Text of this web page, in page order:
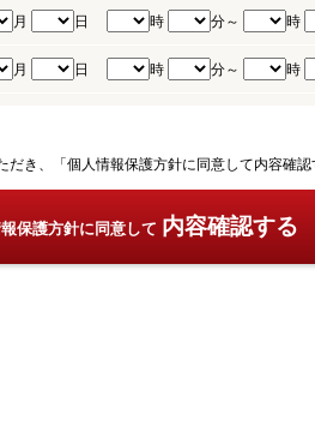
月 日 時 分～ 時
月 日 時 分～ 時
だき、「個人情報保護方針に同意して内容確
保護方針に同意して 内容確認する